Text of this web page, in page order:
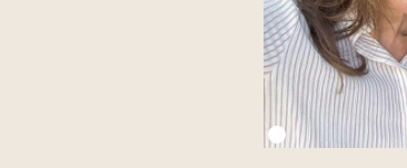
Fotokredit:
Privatfoto